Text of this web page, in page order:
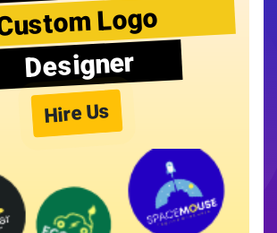
Logo
Designer
Hire Us